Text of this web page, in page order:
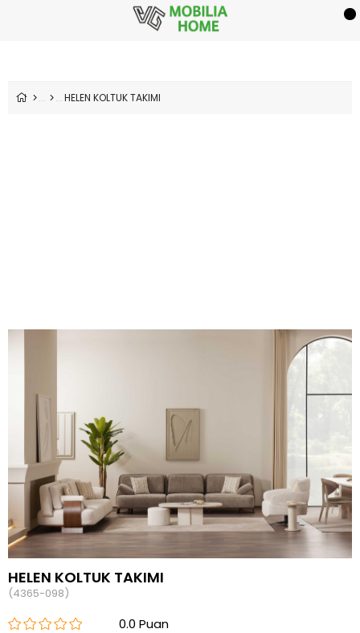
HELEN KOLTUK TAKIMI
HELEN KOLTUK TAKIMI
(4365-098)
0.0